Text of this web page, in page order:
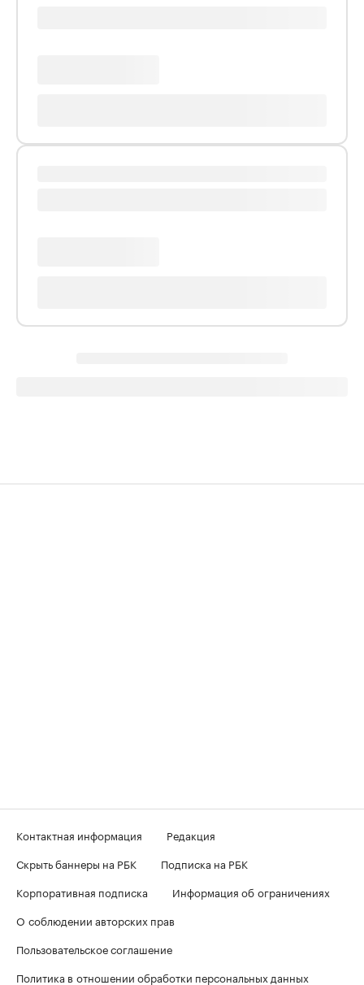
Контактная информация
Редакция
Скрыть баннеры на РБК
Подписка на РБК
Корпоративная подписка
Информация об ограничениях
О соблюдении авторских прав
Пользовательское соглашение
Политика в отношении обработки персональных данных